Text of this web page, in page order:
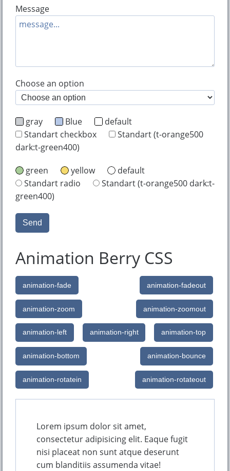
Message
Choose an option
gray Blue
default
Standart checkbox
Standart (t-orange500
dark:t-green400)
green yellow
default
Standart radio
Standart (t-orange500 dark:t-
green400)
Send
Animation Berry CSS
animation-fade animation-fadeout
animation-zoom animation-zoomout
animation-left animation-right animation-top
animation-bottom animation-bounce
animation-rotatein animation-rotateout
Lorem ipsum dolor sit amet,
consectetur adipisicing elit. Eaque fugit
nisi placeat non sunt atque deserunt
cum blanditiis assumenda vitae!